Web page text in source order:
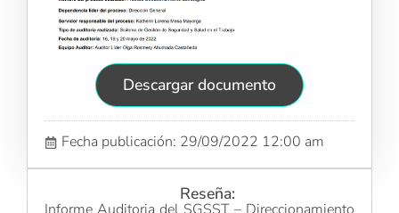
Descargar documento
Fecha publicación: 29/09/2022 12:00 am
Reseña: